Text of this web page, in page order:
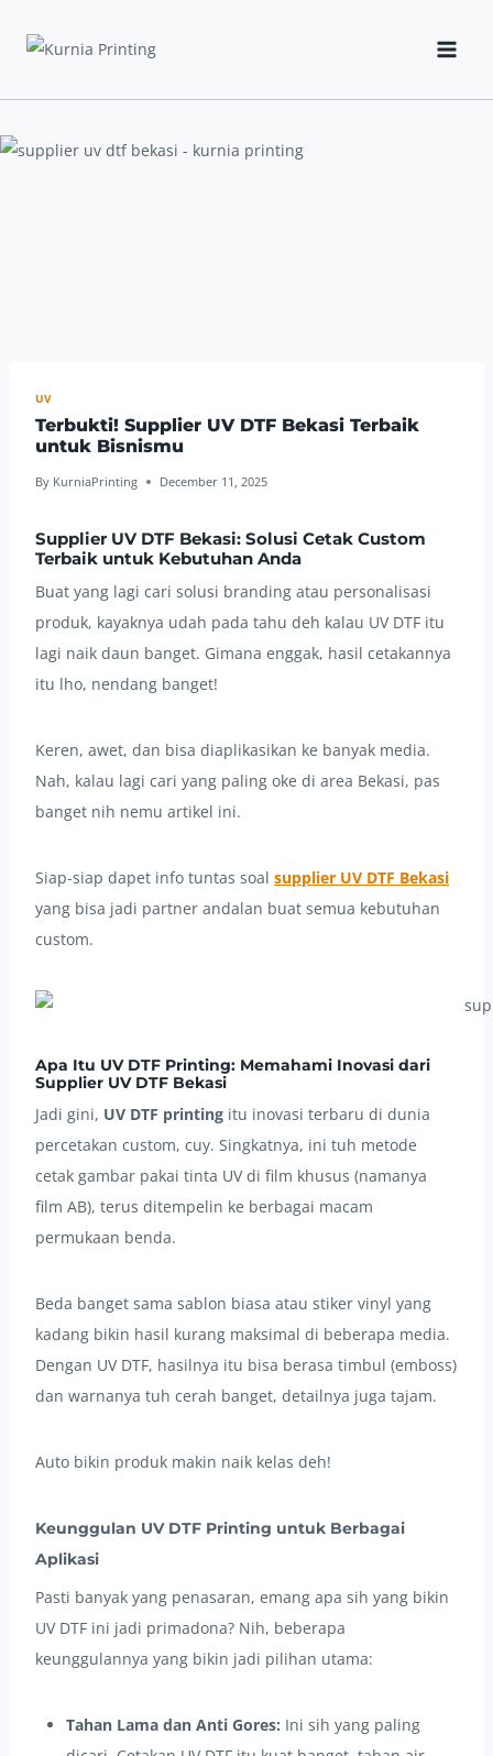
UV
Terbukti! Supplier UV DTF Bekasi Terbaik
untuk Bisnismu
By KurniaPrinting December 11, 2025
Supplier UV DTF Bekasi: Solusi Cetak Custom
Terbaik untuk Kebutuhan Anda
Buat yang lagi cari solusi branding atau personalisasi
produk, kayaknya udah pada tahu deh kalau UV DTF itu
lagi naik daun banget. Gimana enggak, hasil cetakannya
itu lho, nendang banget!
Keren, awet, dan bisa diaplikasikan ke banyak media.
Nah, kalau lagi cari yang paling oke di area Bekasi, pas
banget nih nemu artikel ini.
Siap-siap dapet info tuntas soal supplier UV DTF Bekasi
yang bisa jadi partner andalan buat semua kebutuhan
custom.
Apa Itu UV DTF Printing: Memahami Inovasi dari
Supplier UV DTF Bekasi
Jadi gini, UV DTF printing itu inovasi terbaru di dunia
percetakan custom, cuy. Singkatnya, ini tuh metode
cetak gambar pakai tinta UV di film khusus (namanya
film AB), terus ditempelin ke berbagai macam
permukaan benda.
Beda banget sama sablon biasa atau stiker vinyl yang
kadang bikin hasil kurang maksimal di beberapa media.
Dengan UV DTF, hasilnya itu bisa berasa timbul (emboss)
dan warnanya tuh cerah banget, detailnya juga tajam.
Auto bikin produk makin naik kelas deh!
Keunggulan UV DTF Printing untuk Berbagai
Aplikasi
Pasti banyak yang penasaran, emang apa sih yang bikin
UV DTF ini jadi primadona? Nih, beberapa
keunggulannya yang bikin jadi pilihan utama:
Tahan Lama dan Anti Gores: Ini sih yang paling